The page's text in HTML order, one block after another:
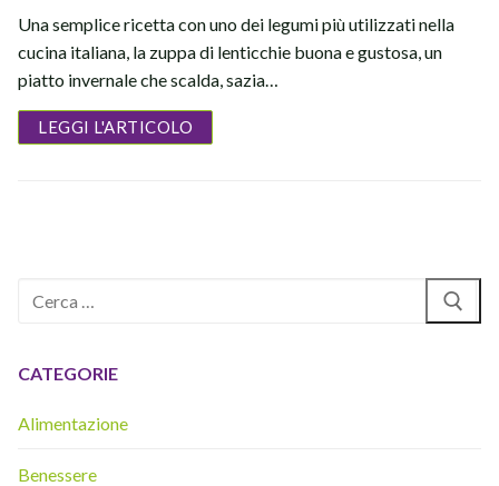
Una semplice ricetta con uno dei legumi più utilizzati nella
cucina italiana, la zuppa di lenticchie buona e gustosa, un
piatto invernale che scalda, sazia…
LEGGI L'ARTICOLO
Cerca:
CATEGORIE
Alimentazione
Benessere